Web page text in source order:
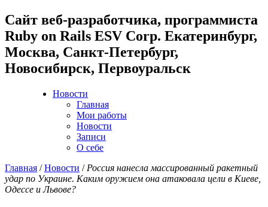
Cайт веб-разработчика, программиста
Ruby on Rails ESV Corp. Екатеринбург,
Москва, Санкт-Петербург,
Новосибирск, Первоуральск
Новости
Главная
Мои работы
Новости
Записи
О себе
Главная /Новости / Россия нанесла массированный ракетный
удар по Украине. Каким оружием она атаковала цели в Киеве,
Одессе и Львове?